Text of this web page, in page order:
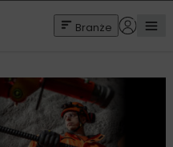
Branże